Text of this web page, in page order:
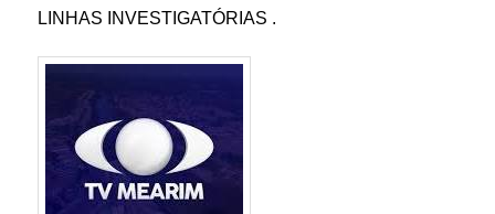
LINHAS INVESTIGATÓRIAS .